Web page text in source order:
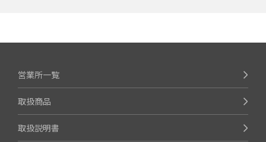
営業所一覧
取扱商品
取扱説明書